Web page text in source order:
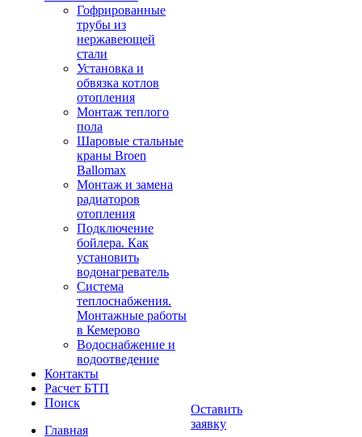
Гофрированные
трубы из
нержавеющей
стали
Установка и
обвязка котлов
отопления
Монтаж теплого
пола
Шаровые стальные
краны Broen
Ballomax
Монтаж и замена
радиаторов
отопления
Подключение
бойлера. Как
установить
водонагреватель
Система
теплоснабжения.
Монтажные работы
в Кемерово
Водоснабжение и
водоотведение
Контакты
Расчет БТП
Поиск
Главная
Оставить
заявку